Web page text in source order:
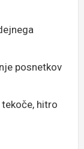
posnetkov
tekoče, hitro